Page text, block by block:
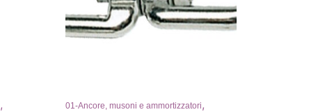
, 01-Ancore, musoni e ammortizzatori,